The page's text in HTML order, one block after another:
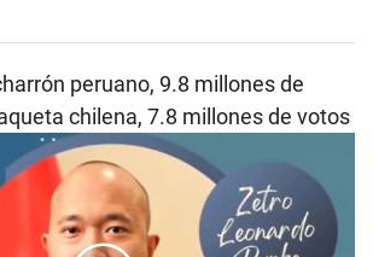
peruano, 9.8 millones de
chilena, 7.8 millones de votos